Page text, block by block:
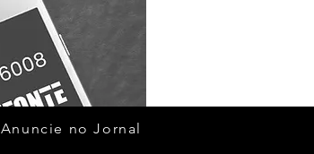
Anuncie no Jornal